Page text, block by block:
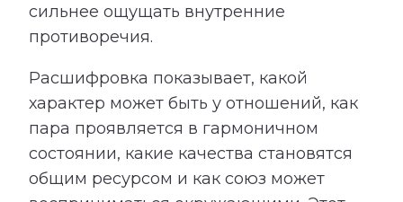
сильнее ощущать внутренние
противоречия.
Расшифровка показывает, какой
характер может быть у отношений, как
пара проявляется в гармоничном
состоянии, какие качества становятся
общим ресурсом и как союз может